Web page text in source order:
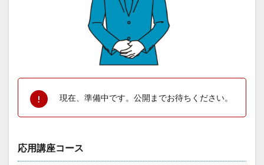
現在、準備中です。公開までお待ちください。
応用講座コース